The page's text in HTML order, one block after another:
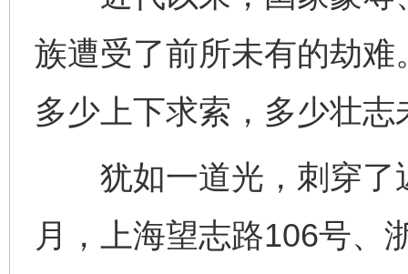
族遭受了前所未有的劫
多少上下求索，多少壮志
犹如一道光，刺穿了
月，上海望志路106号、